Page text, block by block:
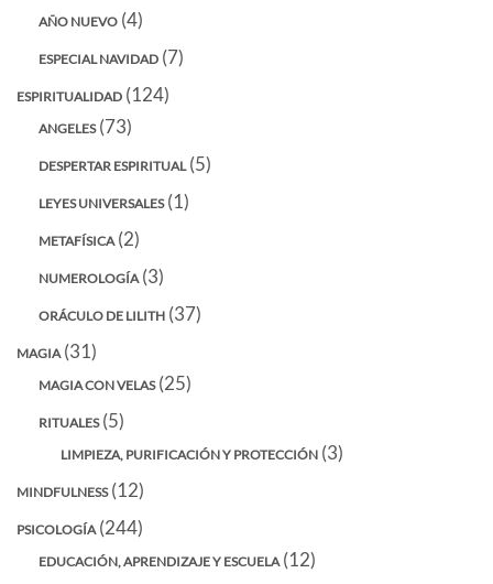
AÑO NUEVO (4)
ESPECIAL NAVIDAD (7)
ESPIRITUALIDAD (124)
ANGELES(73)
DESPERTAR ESPIRITUAL(5)
LEYES UNIVERSALES(1)
METAFÍSICA (2)
NUMEROLOGÍA (3)
ORÁCULO DE LILITH (37)
MAGIA (31)
MAGIA CON VELAS(25)
RITUALES(5)
LIMPIEZA, PURIFICACIÓN Y PROTECCIÓN (3)
MINDFULNESS(12)
PSICOLOGÍA (244)
EDUCACIÓN, APRENDIZAJE Y ESCUELA (12)